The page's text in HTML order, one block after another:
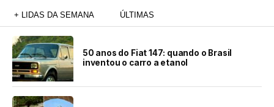
+ LIDAS DA SEMANA ÚLTIMAS
50 anos do Fiat 147: quando o Brasil
inventou o carro a etanol